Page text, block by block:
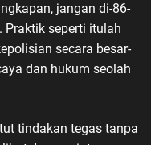
jangan di-86-
Praktik seperti itulah
secara besar-
dan hukum seolah
tindakan tegas tanpa